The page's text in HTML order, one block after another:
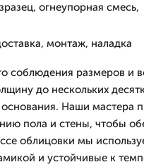
огнеупорная смесь,
монтаж, наладка
соблюдения размеров и
до нескольких
основания. Наши мастера
пола и стены, чтобы
облицовки мы
и устойчивые к